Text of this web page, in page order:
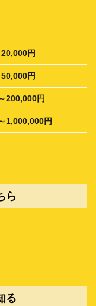
円
円
200,000円
1,000,000円
ら
る